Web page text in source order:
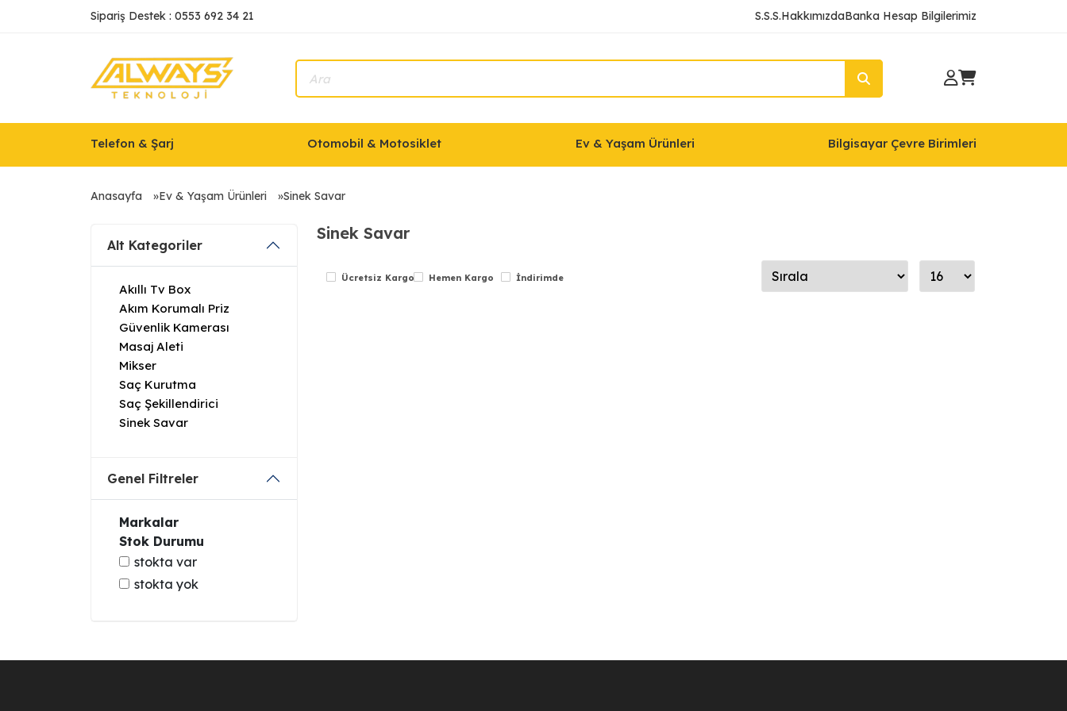
Sipariş Destek : 0553 692 34 21 S.S.S.HakkımızdaBanka Hesap Bilgilerimiz
Telefon & Şarj Otomobil & Motosiklet Ev & Yaşam Ürünleri Bilgisayar Çevre Birimleri
Anasayfa Ev & Yaşam Ürünleri Sinek Savar
Alt Kategoriler
Akıllı Tv Box
Akım Korumalı Priz
Güvenlik Kamerası
Masaj Aleti
Mikser
Saç Kurutma
Saç Şekillendirici
Sinek Savar
Genel Filtreler
Markalar
Stok Durumu
stokta var
stokta yok
Sinek Savar
Ücretsiz Kargo Hemen Kargo İndirimde